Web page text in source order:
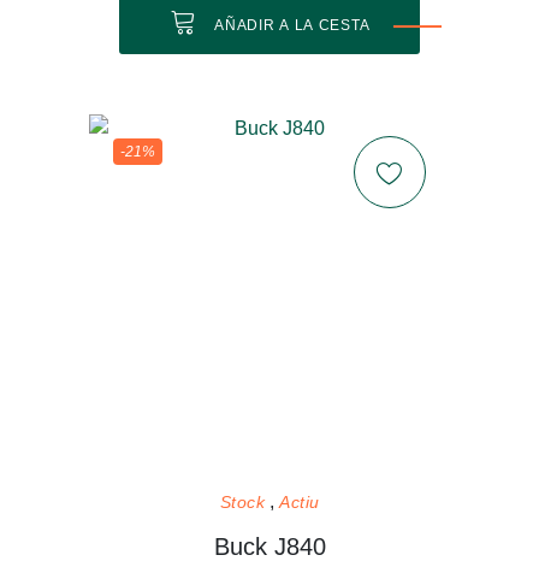
AÑADIR A LA CESTA
-21%
Stock Actiu
Buck J840